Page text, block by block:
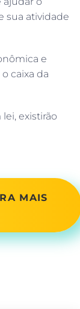
sua atividade
e
caixa da
existirão
MAIS